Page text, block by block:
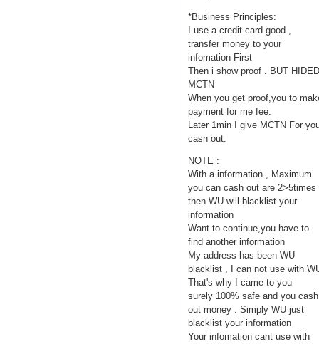
*Business Principles:
I use a credit card good ,
transfer money to your
infomation First
Then i show proof . BUT
MCTN
When you get proof,you to
payment for me fee.
Later 1min I give MCTN For
cash out.
NOTE :
With a information , Maximum
you can cash out are 2>5times
then WU will blacklist your
information
Want to continue,you have to
find another information
My address has been WU
blacklist , I can not use with
That's why I came to you
surely 100% safe and you cash
out money . Simply WU just
blacklist your information
Your infomation cant use with